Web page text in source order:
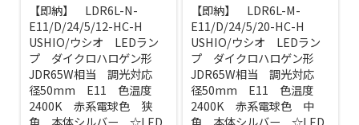
【即納】 LDR6L-N-
E11/D/24/5/12-HC-H
USHIO/ウシオ LEDラン
プ ダイクロハロゲン形
JDR65W相当 調光対応
径50mm E11 色温度
2400K 赤系電球色 狭
角 本体シルバー ☆LED
【即納】 LDR6L-M-
E11/D/24/5/20-HC-H
USHIO/ウシオ LEDラン
プ ダイクロハロゲン形
JDR65W相当 調光対応
径50mm E11 色温度
2400K 赤系電球色 中
角 本体シルバー ☆LED